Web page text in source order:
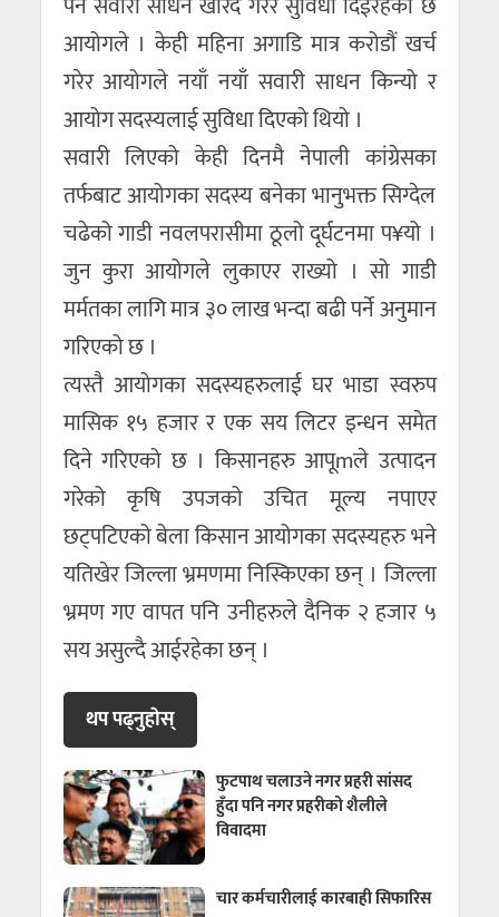
आयोगले । केही महिना अगाडि मात्र करोडौं खर्च
गरेर आयोगले नयाँ नयाँ सवारी साधन किन्यो र
आयोग सदस्यलाई सुविधा दिएको थियो ।
सवारी लिएको केही दिनमै नेपाली कांग्रेसका
तर्फबाट आयोगका सदस्य बनेका भानुभक्त सिग्देल
चढेको गाडी नवलपरासीमा ठूलो दूर्घटनमा प¥यो ।
जुन कुरा आयोगले लुकाएर राख्यो । सो गाडी
मर्मतका लागि मात्र ३० लाख भन्दा बढी पर्ने अनुमान
गरिएको छ ।
त्यस्तै आयोगका सदस्यहरुलाई घर भाडा स्वरुप
मासिक १५ हजार र एक सय लिटर इन्धन समेत
दिने गरिएको छ । किसानहरु आपूmले उत्पादन
गरेको कृषि उपजको उचित मूल्य नपाएर
छट्पटिएको बेला किसान आयोगका सदस्यहरु भने
यतिखेर जिल्ला भ्रमणमा निस्किएका छन् । जिल्ला
भ्रमण गए वापत पनि उनीहरुले दैनिक २ हजार ५
सय असुल्दै आईरहेका छन् ।
थप पढ्नुहाेस्
फुटपाथ चलाउने नगर प्रहरी सांसद
हुँदा पनि नगर प्रहरीको शैलीले
विवादमा
चार कर्मचारीलाई कारबाही सिफारिस